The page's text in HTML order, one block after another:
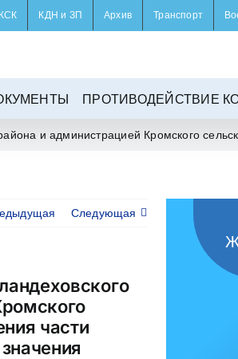
КСК КДН и ЗП Архив Транспорт
ПРОТИВОДЕЙСТВИЕ
и администрацией Кромского
Следующая
части